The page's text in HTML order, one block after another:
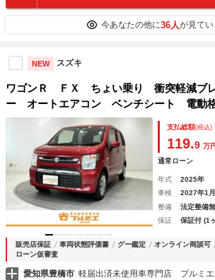
今あなたの他に36人が見て
NEW スズキ
ワゴンＲ ＦＸ ちょい乗り 衝突軽減ブ
ー オートエアコン ベンチシート 電動
ヒーター 運転席助手席エアバック 軽自動
支払総額(税込)
119.9 万円
通常ローン
年式 2025年
車検
2027年1月
整備
法定整備無
保証
保証付 (1
販売店保証 車両状態評価書 グー鑑定 オンライン商談可
ローン仮審査
愛知県豊橋市